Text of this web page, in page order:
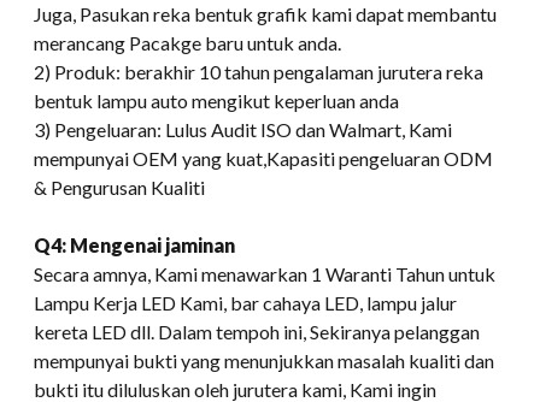
Juga, Pasukan reka bentuk grafik kami dapat membantu
merancang Pacakge baru untuk anda.
2) Produk: berakhir 10 tahun pengalaman jurutera reka
bentuk lampu auto mengikut keperluan anda
3) Pengeluaran: Lulus Audit ISO dan Walmart, Kami
mempunyai OEM yang kuat,Kapasiti pengeluaran ODM
& Pengurusan Kualiti
Q4: Mengenai jaminan
Secara amnya, Kami menawarkan 1 Waranti Tahun untuk
Lampu Kerja LED Kami, bar cahaya LED, lampu jalur
kereta LED dll. Dalam tempoh ini, Sekiranya pelanggan
mempunyai bukti yang menunjukkan masalah kualiti dan
bukti itu diluluskan oleh jurutera kami, Kami ingin